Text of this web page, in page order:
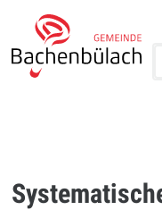
Navigieren